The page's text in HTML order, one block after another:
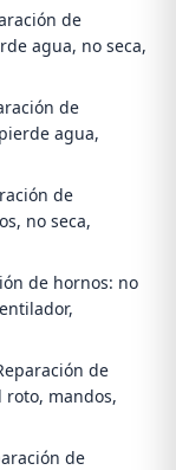
de
agua, no seca,
de
agua,
de
no seca,
de hornos: no
de
mandos,
de